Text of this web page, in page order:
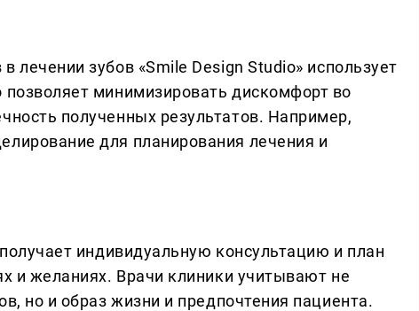
лечении зубов «Smile Design Studio» использует
минимизировать дискомфорт во
полученных результатов. Например,
для планирования лечения и
индивидуальную консультацию и план
и желаниях. Врачи клиники учитывают не
но и образ жизни и предпочтения пациента.